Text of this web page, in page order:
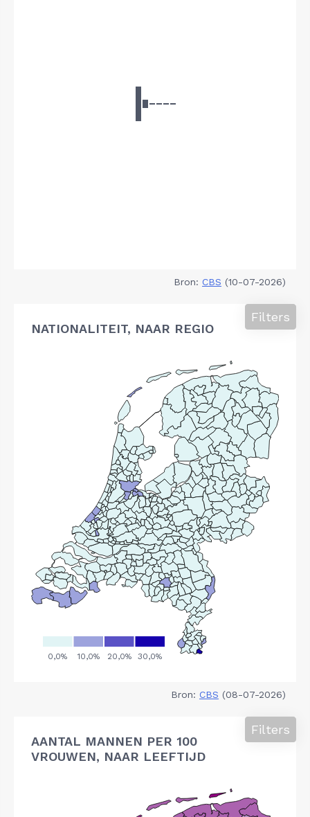
Bron: CBS (10-07-2026)
NATIONALITEIT, NAAR REGIO
Filters
Bron: CBS (08-07-2026)
AANTAL MANNEN PER 100
VROUWEN, NAAR LEEFTIJD
Filters